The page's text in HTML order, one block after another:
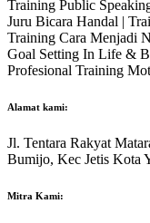
Training Public
Juru Bicara Handal |
Training Cara Menjadi
Goal Setting In Life &
Profesional Training
Alamat kami:
Jl. Tentara Rakyat
Bumijo, Kec Jetis Kota
Mitra Kami: